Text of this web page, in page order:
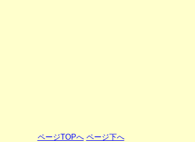
ページTOPへ ページ下へ